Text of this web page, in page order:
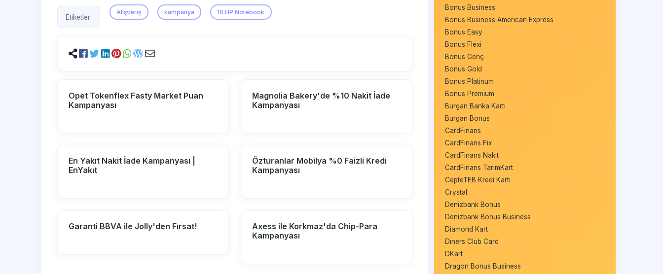
Etiketler:
Alışveriş kampanya 10 HP Notebook
Opet Tokenflex Fasty Market Puan
Kampanyası
Magnolia Bakery'de %10 Nakit İade
Kampanyası
En Yakıt Nakit İade Kampanyası |
EnYakıt
Özturanlar Mobilya %0 Faizli Kredi
Kampanyası
Garanti BBVA ile Jolly'den Fırsat!
Axess ile Korkmaz'da Chip-Para
Kampanyası
Bonus Business
Bonus Business American Express
Bonus Easy
Bonus Flexi
Bonus Genç
Bonus Gold
Bonus Platinum
Bonus Premium
Burgan Banka Kartı
Burgan Bonus
CardFinans
CardFinans Fix
CardFinans Nakit
CardFinans TarımKart
CepteTEB Kredi Kartı
Crystal
Denizbank Bonus
Denizbank Bonus Business
Diamond Kart
Diners Club Card
DKart
Dragon Bonus Business